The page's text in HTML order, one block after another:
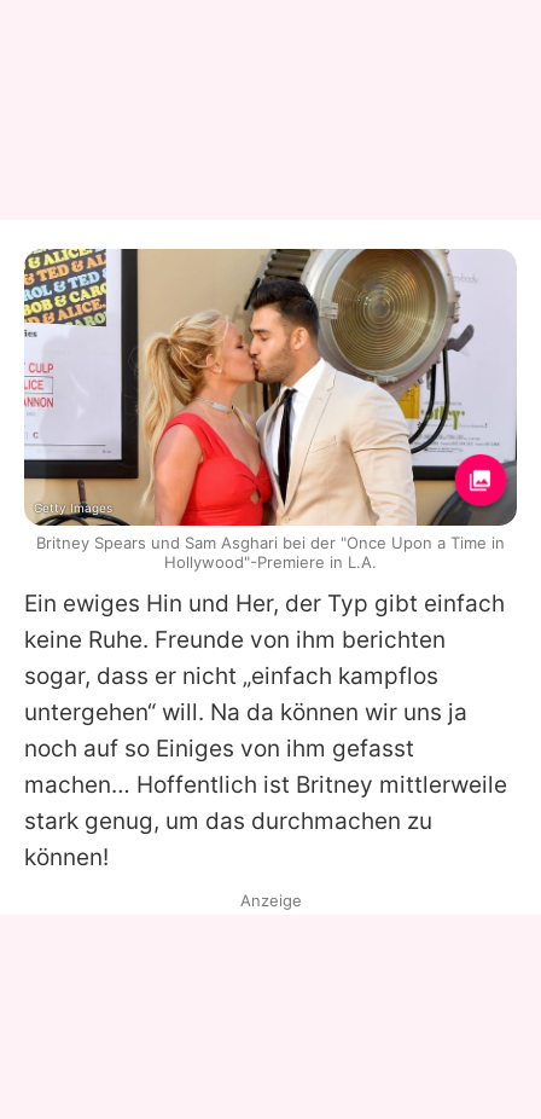
Ein ewiges Hin und Her, der Typ gibt einfach
keine Ruhe. Freunde von ihm berichten
sogar, dass er nicht „einfach kampflos
untergehen“ will. Na da können wir uns ja
noch auf so Einiges von ihm gefasst
machen… Hoffentlich ist Britney mittlerweile
stark genug, um das durchmachen zu
können!
Getty Images
Britney Spears und Sam Asghari bei der "Once Upon a Time in
Hollywood"-Premiere in L.A.
Anzeige